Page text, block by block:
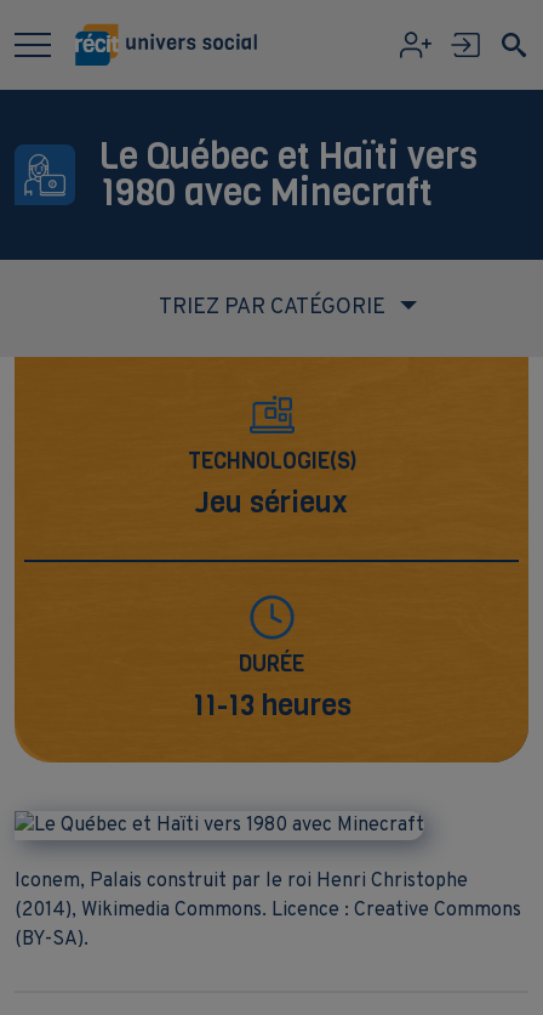
Le Québec et Haïti vers
1980 avec Minecraft
TRIEZ PAR CATÉGORIE
TECHNOLOGIE(S)
Jeu sérieux
DURÉE
11-13 heures
Iconem, Palais construit par le roi Henri Christophe
(2014), Wikimedia Commons. Licence : Creative Commons
(BY-SA).